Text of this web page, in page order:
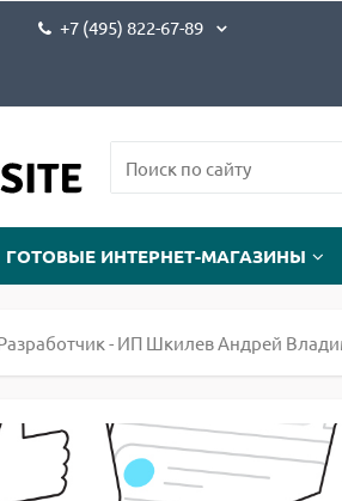
+7 (495) 822-67-89
ГОТОВЫЕ ИНТЕРНЕТ-МАГАЗИНЫ
- ИП Шкилев Андрей